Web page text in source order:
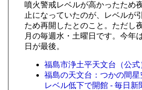
噴火警戒レベルが高かったため
止になっていたのが、レベルが
ため再開したとのこと。ただし
月の毎週水・土曜日です。今年
日が最後。
福島市浄土平天文台（公式
福島の天文台：つかの間
レベル低下で開館 - 毎日新